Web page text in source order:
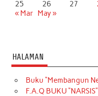
25 26 27
« Mar
May »
HALAMAN
Buku “Membangun
F.A.Q BUKU “NARSIS”